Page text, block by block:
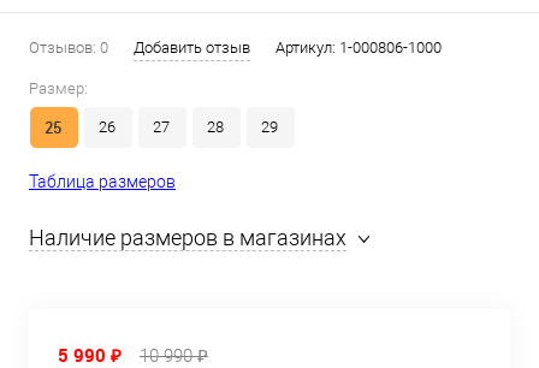
Отзывов: 0 Добавить отзыв Артикул: 1-000806-1000
Размер:
25 26 27 28 29
Таблица размеров
Наличие размеров в магазинах
5 990 ₽ 10 990 ₽